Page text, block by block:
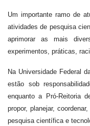
Um importante ramo de
atividades de pesquisa
aprimorar as mais
experimentos, práticas,
Na Universidade Federal
estão sob
enquanto a Pró-Reitoria
propor, planejar,
pesquisa científica e